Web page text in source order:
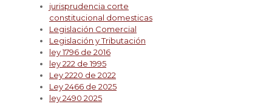
jurisprudencia corte
constitucional domesticas
Legislación Comercial
Legislación y Tributación
ley 1796 de 2016
ley 222 de 1995
Ley 2220 de 2022
Ley 2466 de 2025
ley 2490 2025